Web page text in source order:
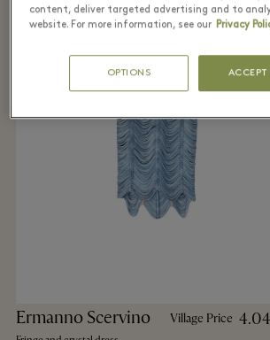
Ermanno Scervino Village Price
content, deliver targeted advertising and to
website. For more information, see our Privacy
OPTIONS ACCEPT